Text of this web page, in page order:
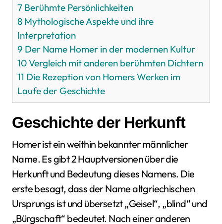
7 Berühmte Persönlichkeiten
8 Mythologische Aspekte und ihre
Interpretation
9 Der Name Homer in der modernen Kultur
10Vergleich mit anderen berühmten Dichtern
11 Die Rezeption von Homers Werken im
Laufe der Geschichte
Geschichte der Herkunft
Homer ist ein weithin bekannter männlicher
Name. Es gibt 2 Hauptversionen über die
Herkunft und Bedeutung dieses Namens. Die
erste besagt, dass der Name altgriechischen
Ursprungs ist und übersetzt „Geisel“, „blind“ und
„Bürgschaft“ bedeutet. Nach einer anderen